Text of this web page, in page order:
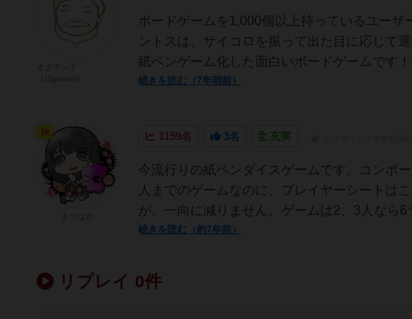
ボードゲームを1,000個以上持っているユーザ
ントスは、サイコロを振って出た目に応じて
紙ペンゲーム化した面白いボードゲームです
続きを読む（7年弱前）
1159名 3名 充実
今流行りの紙ペンダイスゲームです。コンポ
人までのゲームなのに、プレイヤーシートは
が、一向に減りません。ゲームは2、3人なら
続きを読む（約7年前）
リプレイ 0件